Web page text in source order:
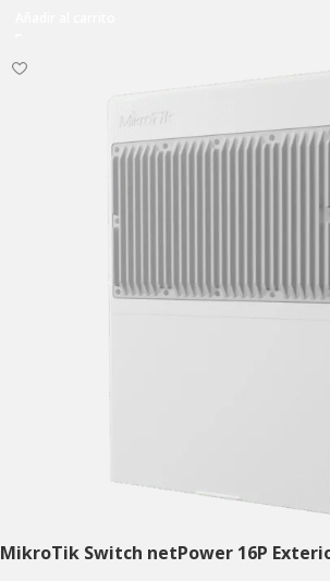
MikroTik Switch netPower 16P